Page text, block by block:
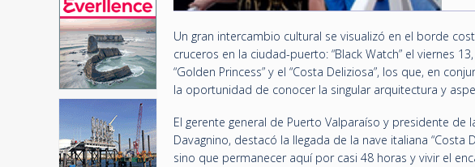
Un gran intercambio cultural se visualizó en el borde
cruceros en la ciudad-puerto: “Black Watch” el viernes
“Golden Princess” y el “Costa Deliziosa”, los que, en
la oportunidad de conocer la singular arquitectura y
El gerente general de Puerto Valparaíso y presidente de
Davagnino, destacó la llegada de la nave italiana
sino que permanecer aquí por casi 48 horas y vivir el